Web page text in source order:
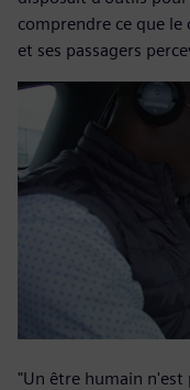
comprendre ce que
et ses passagers
"Un être humain